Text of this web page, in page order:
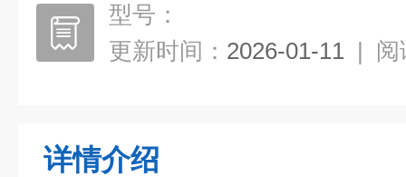
型号：
更新时间： 2026-01-11 | 阅
详情介绍